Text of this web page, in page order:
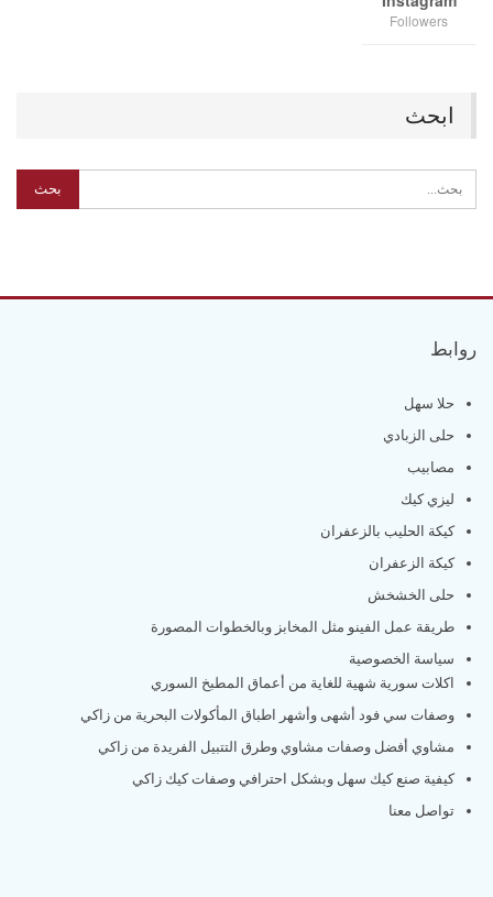
Followers
ابحث
روابط
حلا سهل
حلى الزبادي
مصابيب
ليزي كيك
كيكة الحليب بالزعفران
كيكة الزعفران
حلى الخشخش
طريقة عمل الفينو مثل المخابز وبالخطوات المصورة
سياسة الخصوصية
اكلات سورية شهية للغاية من أعماق المطبخ السوري
وصفات سي فود أشهى وأشهر اطباق المأكولات البحرية من زاكي
مشاوي أفضل وصفات مشاوي وطرق التتبيل الفريدة من زاكي
كيفية صنع كيك سهل وبشكل احترافي وصفات كيك زاكي
تواصل معنا